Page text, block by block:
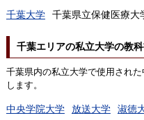
千葉大学 千葉県立保健医療大
千葉エリアの私立大学の教
千葉県内の私立大学で使用され
します。
中央学院大学 放送大学 淑徳